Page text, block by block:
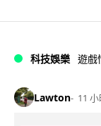
科技娛樂 遊戲
Lawton 11